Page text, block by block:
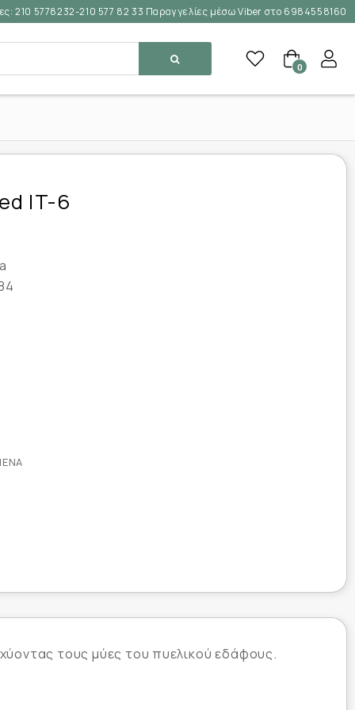
210 5778232-210 577 82 33 Παραγγελίες μέσω Viber στο 6984558160
0
IT-6
τους μύες του πυελικού εδάφους.